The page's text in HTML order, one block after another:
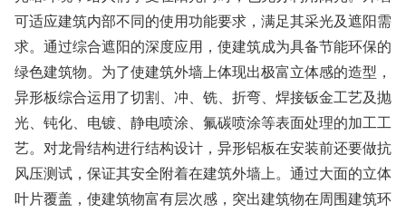
可适应建筑内部不同的使用功能要求，满足其采光及遮阳需
求。通过综合遮阳的深度应用，使建筑成为具备节能环保的
绿色建筑物。为了使建筑外墙上体现出极富立体感的造型，
异形板综合运用了切割、冲、铣、折弯、焊接钣金工艺及抛
光、钝化、电镀、静电喷涂、氟碳喷涂等表面处理的加工工
艺。对龙骨结构进行结构设计，异形铝板在安装前还要做抗
风压测试，保证其安全附着在建筑外墙上。通过大面的立体
叶片覆盖，使建筑物富有层次感，突出建筑物在周围建筑环